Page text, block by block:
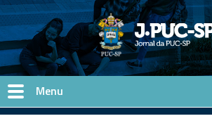
Pular para o conteúdo principal